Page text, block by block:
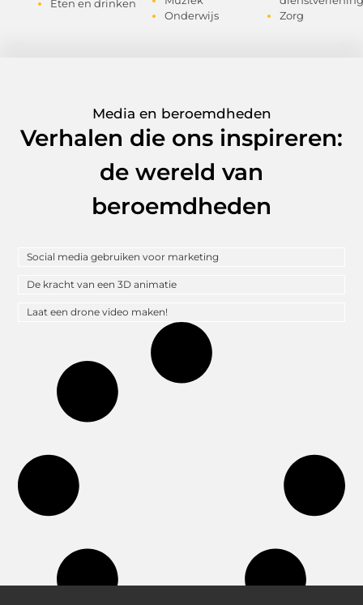
Eten en drinken
Onderwijs
Zorg
Media en beroemdheden
Verhalen die ons inspireren:
de wereld van
beroemdheden
Social media gebruiken voor marketing
De kracht van een 3D animatie
Laat een drone video maken!